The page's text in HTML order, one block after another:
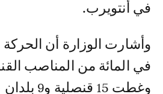
في أنتويرب.
في المائة من المناصب
وغطت 15